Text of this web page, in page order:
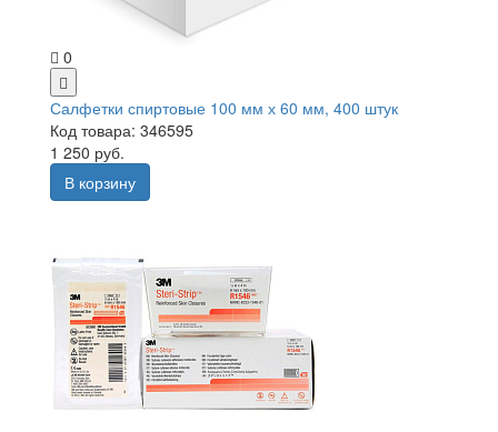
0
Салфетки спиртовые 100 мм х 60 мм, 400 штук
Код товара: 346595
1 250 руб.
В корзину